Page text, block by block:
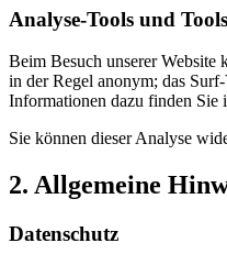
Analyse-Tools und
Beim Besuch unserer Website
in der Regel anonym; das
Informationen dazu finden Sie
Sie können dieser Analyse
2. Allgemeine
Datenschutz